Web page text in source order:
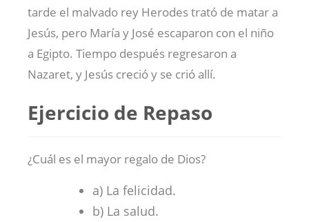
tarde el malvado rey Herodes trató de matar a
Jesús, pero María y José escaparon con el niño
a Egipto. Tiempo después regresaron a
Nazaret, y Jesús creció y se crió allí.
Ejercicio de Repaso
¿Cuál es el mayor regalo de Dios?
a) La felicidad.
b) La salud.